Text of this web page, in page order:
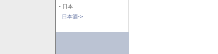
- 日本
日本酒->